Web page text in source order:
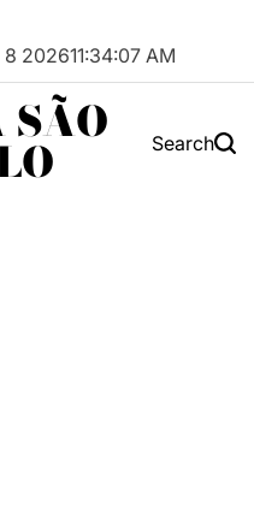
8 202611:34:08 AM
Search